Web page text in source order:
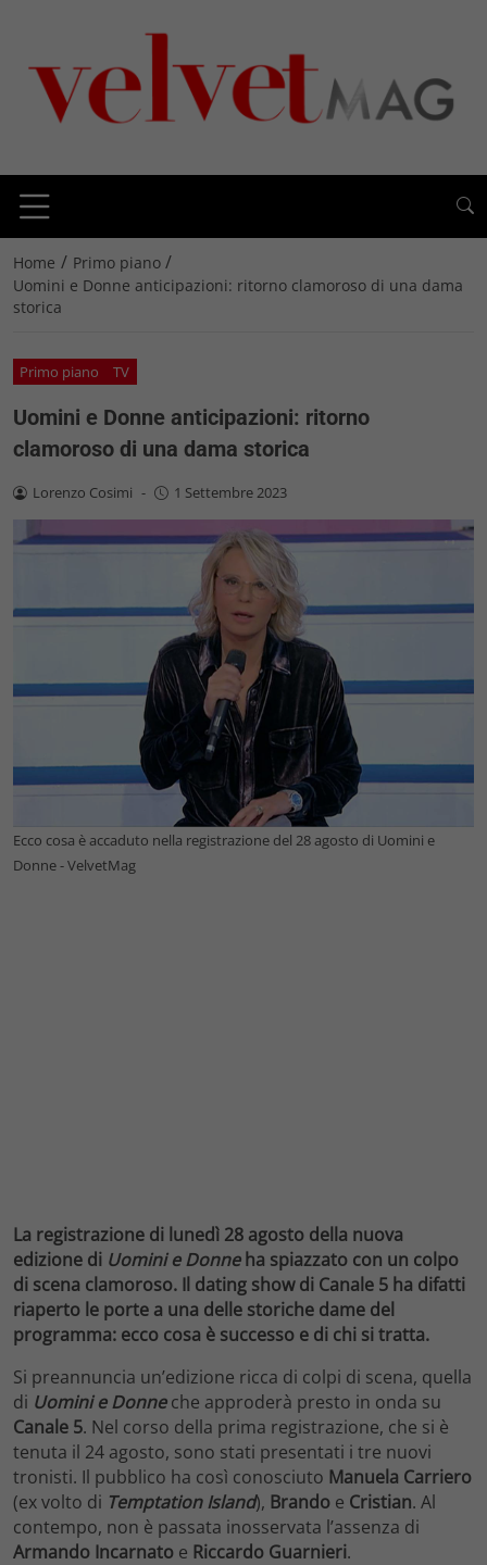
Home / Primo piano /
Uomini e Donne anticipazioni: ritorno clamoroso di una dama
storica
Primo piano TV
Uomini e Donne anticipazioni: ritorno
clamoroso di una dama storica
Lorenzo Cosimi - 1 Settembre 2023
Ecco cosa è accaduto nella registrazione del 28 agosto di Uomini e
Donne - VelvetMag
La registrazione di lunedì 28 agosto della nuova
edizione di Uomini e Donneha spiazzato con un colpo
di scena clamoroso. Il dating show di Canale 5 ha difatti
riaperto le porte a una delle storiche dame del
programma: ecco cosa è successo e di chi si tratta.
Si preannuncia un’edizione ricca di colpi di scena, quella
di Uomini e Donneche approderà presto in onda su
Canale 5. Nel corso della prima registrazione, che si è
tenuta il 24 agosto, sono stati presentati i tre nuovi
tronisti. Il pubblico ha così conosciuto Manuela Carriero
(ex volto di Temptation Island), Brando e Cristian. Al
contempo, non è passata inosservata l’assenza di
Armando Incarnato e Riccardo Guarnieri.